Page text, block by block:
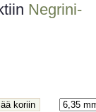
Negrini-